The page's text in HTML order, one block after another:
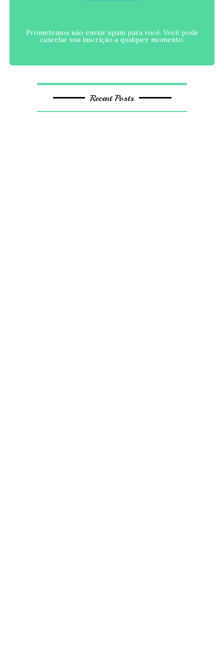
Prometemos não enviar spam para você. Você pode
cancelar sua inscrição a qualquer momento.
Recent Posts